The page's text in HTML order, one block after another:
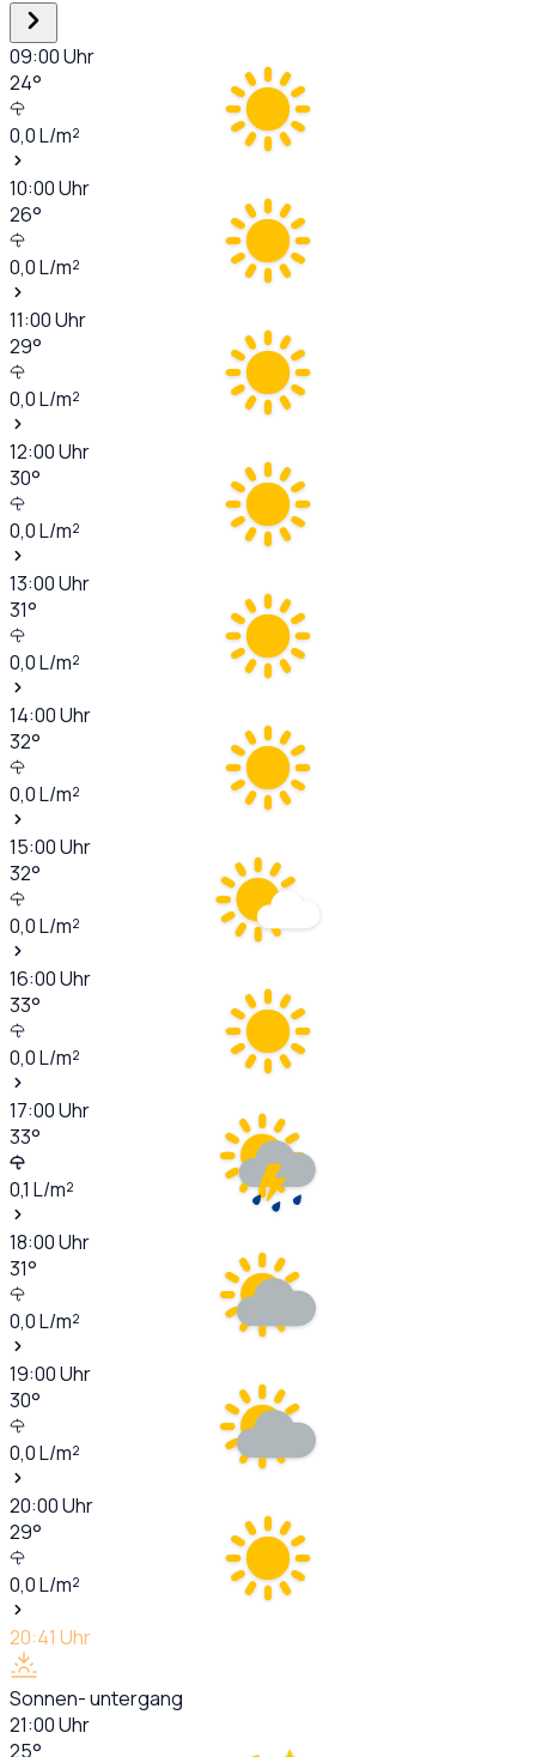
09:00Uhr
24°
0,0L/m²
10:00Uhr
26°
0,0L/m²
11:00Uhr
29°
0,0L/m²
12:00Uhr
30°
0,0L/m²
13:00Uhr
31°
0,0L/m²
14:00Uhr
32°
0,0L/m²
15:00Uhr
32°
0,0L/m²
16:00Uhr
33°
0,0L/m²
17:00Uhr
33°
0,1 L/m²
18:00Uhr
31°
0,0L/m²
19:00Uhr
30°
0,0L/m²
20:00Uhr
29°
0,0L/m²
20:41 Uhr
Sonnen- untergang
21:00Uhr
25°